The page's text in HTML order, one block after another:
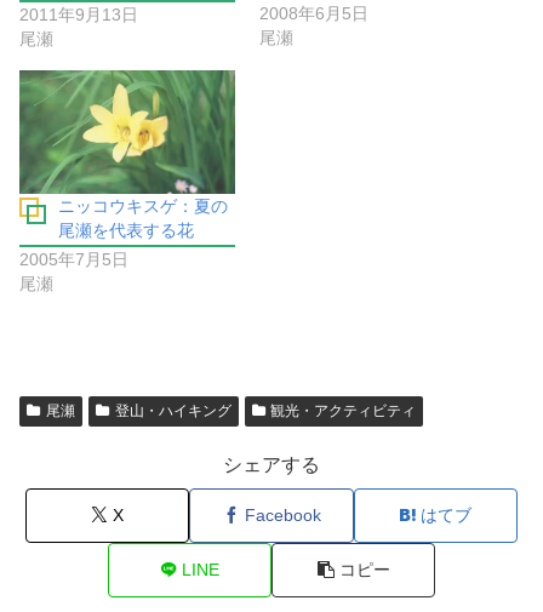
2011年9月13日
尾瀬
2008年6月5日
尾瀬
ニッコウキスゲ：夏の
尾瀬を代表する花
2005年7月5日
尾瀬
尾瀬 登山・ハイキング 観光・アクティビティ
シェアする
X Facebook はてブ
LINE コピー